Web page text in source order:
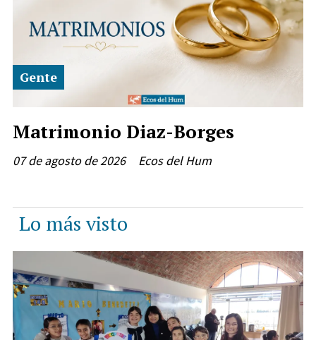
Matrimonio Diaz-Borges
Ecos del Hum
Gente
07 de agosto de 2026
Lo más visto